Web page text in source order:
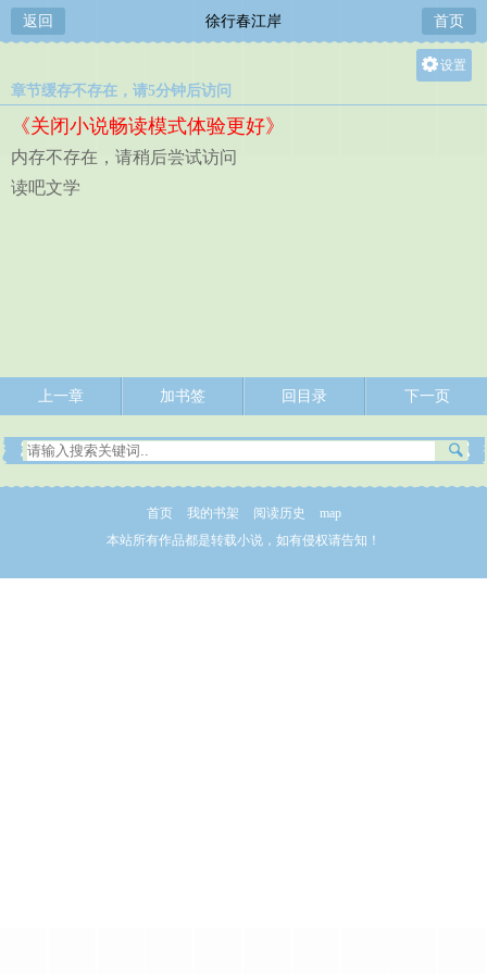
返回 徐行春江岸 首页
设置
章节缓存不存在，请5分钟后访问
《关闭小说畅读模式体验更好》
内存不存在，请稍后尝试访问
读吧文学
上一章 加书签 回目录 下一页
首页 我的书架 阅读历史
map
本站所有作品都是转载小说，如有侵权请告知！